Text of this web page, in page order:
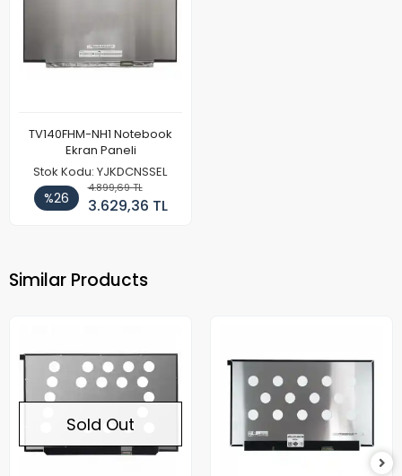
TV140FHM-NH1 Notebook
Ekran Paneli
Stok Kodu: YJKDCNSSEL
%26
4.899,69 TL
3.629,36 TL
Similar Products
Sold Out